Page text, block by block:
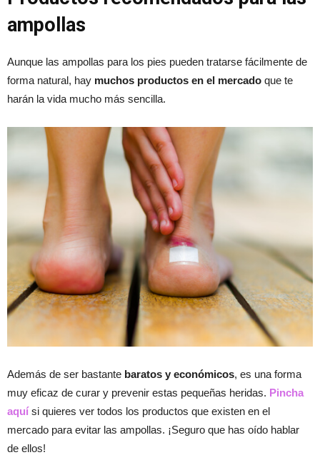
ampollas
Aunque las ampollas para los pies pueden tratarse fácilmente de
forma natural, hay muchos productos en el mercado que te
harán la vida mucho más sencilla.
Además de ser bastante baratos y económicos, es una forma
muy eficaz de curar y prevenir estas pequeñas heridas. Pincha
aquísi quieres ver todos los productos que existen en el
mercado para evitar las ampollas. ¡Seguro que has oído hablar
de ellos!